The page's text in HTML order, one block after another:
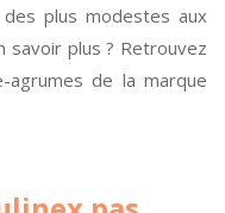
des plus modestes aux
savoir plus ? Retrouvez
agrumes de la marque